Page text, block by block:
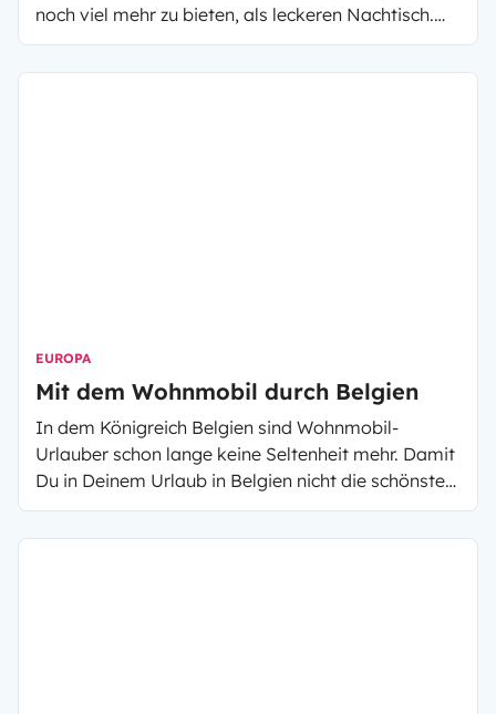
noch viel mehr zu bieten, als leckeren Nachtisch.
Ob Natur, Kultur oder Sport, im Schwarzwald
EUROPA
Mit dem Wohnmobil durch Belgien
In dem Königreich Belgien sind Wohnmobil-
Urlauber schon lange keine Seltenheit mehr. Damit
Du in Deinem Urlaub in Belgien nicht die schönsten
Orte verpasst, haben wir hier einen Artikel der Dir